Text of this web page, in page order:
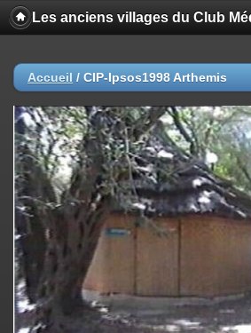
Les anciens villages du Club
Accueil / CIP-Ipsos1998 Arthemis